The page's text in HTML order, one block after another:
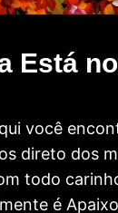
Está
você
direto dos
todo
é